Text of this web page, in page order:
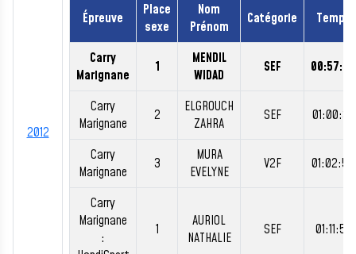
2012
Épreuve
Place
sexe
Nom
Prénom
Catégorie Temps
Carry
Marignane
1
MENDIL
WIDAD
SEF 00:57:42
Carry
Marignane
2
ELGROUCH
ZAHRA
SEF 01:00:30
Carry
Marignane
3
MURA
EVELYNE
V2F 01:02:54
Carry
Marignane
:
1
AURIOL
NATHALIE
SEF 01:11:59